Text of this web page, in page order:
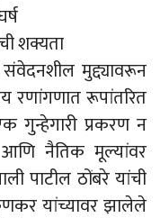
शक्यता
मुद्द्यावरून
रणांगणात रूपांतरित
प्रकरण न
नैतिक मूल्यांवर
पाटील ठोंबरे यांची
यांच्यावर झालेले